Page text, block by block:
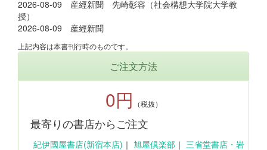
2026-08-09 産經新聞 先崎彰容（社会構想大学院大学教
授）
2026-08-09 産經新聞
上記内容は本書刊行時のものです。
ご注文方法
0円 （税抜）
最寄りの書店からご注文
紀伊國屋書店(新宿本店) ｜ 旭屋倶楽部 ｜ 三省堂書店・岩